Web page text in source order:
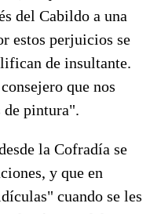
del Cabildo a una
estos perjuicios se
de insultante.
que nos
de pintura".
la Cofradía se
y que en
cuando se les